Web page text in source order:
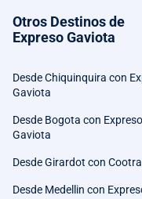
Otros Destinos de
Expreso Gaviota
Desde Chiquinquira con
Gaviota
Desde Bogota con Expreso
Gaviota
Desde Girardot con
Desde Medellin con